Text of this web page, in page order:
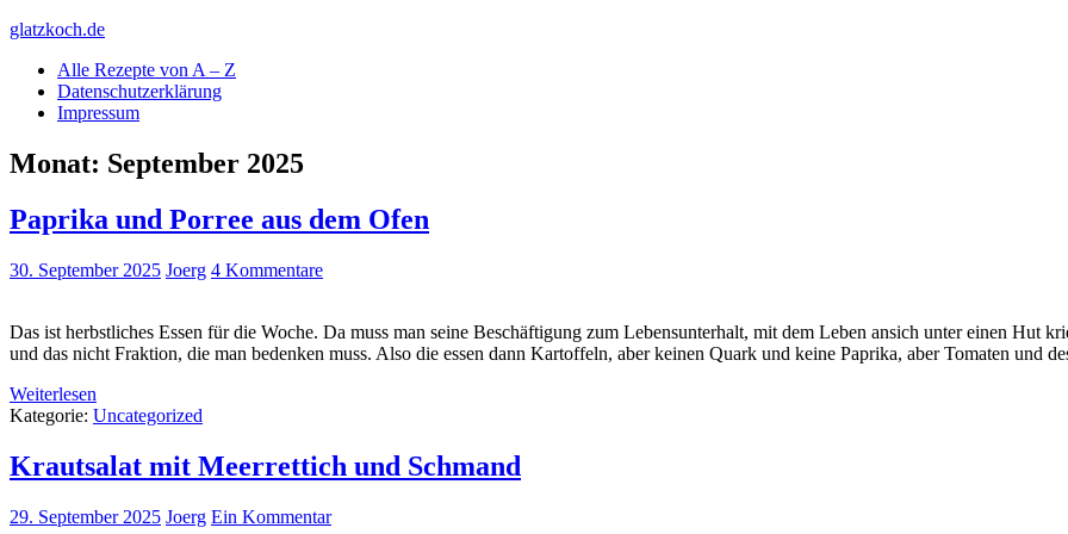
Skip
content
glatzkoch.de
Kochen für Doofe und Genießer
Alle Rezepte von A – Z
Datenschutzerklärung
Impressum
Monat: September 2025
Paprika und Porree aus dem Ofen
30. September 2025 Joerg 4 Kommentare
Das ist herbstliches Essen für die Woche. Da muss man seine Beschäftigung zum Lebensunterhalt, mit dem Leben ansich unter einen Hut
und das nicht Fraktion, die man bedenken muss. Also die essen dann Kartoffeln, aber keinen Quark und keine Paprika, aber Tomaten und
Weiterlesen
Kategorie: Uncategorized
Krautsalat mit Meerrettich und Schmand
29. September 2025 Joerg Ein Kommentar